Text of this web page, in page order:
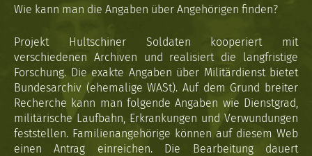
Wie kann man die Angaben über Angehörigen finden?
Projekt Hultschiner Soldaten kooperiert mit
verschiedenen Archiven und realisiert die langfristige
Forschung. Die exakte Angaben über Militärdienst bietet
Bundesarchiv (ehemalige WASt). Auf dem Grund breiter
Recherche kann man folgende Angaben wie Dienstgrad,
militärische Laufbahn, Erkrankungen und Verwundungen
feststellen. Familienangehörige können auf diesem Web
einen Antrag einreichen. Die Bearbeitung dauert